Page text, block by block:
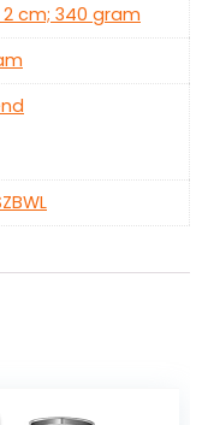
2 cm; 340 gram